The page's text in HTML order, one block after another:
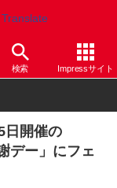
Translate
検索 Impressサイト
日開催の
デー」にフェ